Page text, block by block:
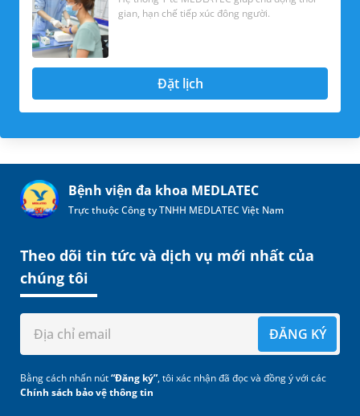
gian, hạn chế tiếp xúc đông người.
Đặt lịch
Bệnh viện đa khoa MEDLATEC
Trực thuộc Công ty TNHH MEDLATEC Việt Nam
Theo dõi tin tức và dịch vụ mới nhất của
chúng tôi
ĐĂNG KÝ
Bằng cách nhấn nút“Đăng ký”, tôi xác nhận đã đọc và đồng ý với các
Chính sách bảo vệ thông tin